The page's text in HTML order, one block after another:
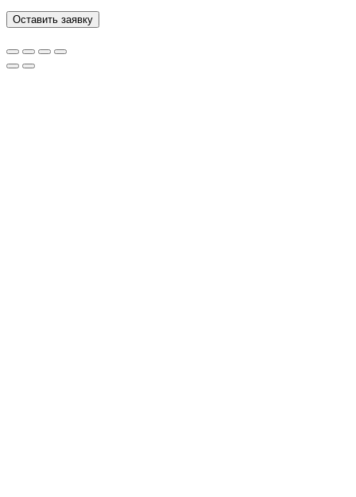
Оставить заявку